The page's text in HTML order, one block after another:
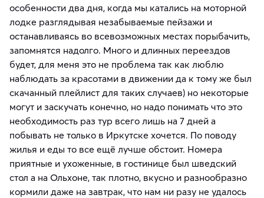
особенности два дня, когда мы катались на моторной
лодке разглядывая незабываемые пейзажи и
останавливаясь во всевозможных местах порыбачить,
запомнятся надолго. Много и длинных переездов
будет, для меня это не проблема так как люблю
наблюдать за красотами в движении да к тому же был
скачанный плейлист для таких случаев) но некоторые
могут и заскучать конечно, но надо понимать что это
необходимость раз тур всего лишь на 7 дней а
побывать не только в Иркутске хочется. По поводу
жилья и еды то все ещё лучше обстоит. Номера
приятные и ухоженные, в гостинице был шведский
стол а на Ольхоне, так плотно, вкусно и разнообразно
кормили даже на завтрак, что нам ни разу не удалось